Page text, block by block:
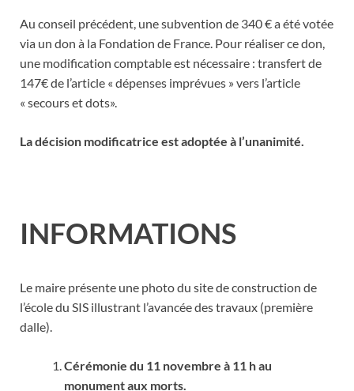
Au conseil précédent, une subvention de 340 € a été votée
via un don à la Fondation de France. Pour réaliser ce don,
une modification comptable est nécessaire : transfert de
147€ de l’article « dépenses imprévues » vers l’article
« secours et dots».
La décision modificatrice est adoptée à l’unanimité.
INFORMATIONS
Le maire présente une photo du site de construction de
l’école du SIS illustrant l’avancée des travaux (première
dalle).
Cérémonie du 11 novembre à 11 h au
monument aux morts.